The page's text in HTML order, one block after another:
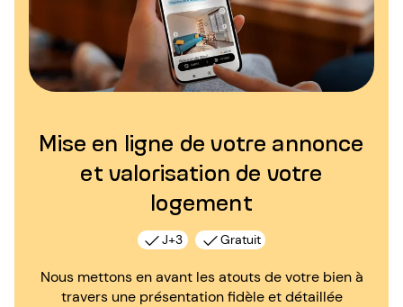
Mise en ligne de votre annonce
et valorisation de votre
logement
J+3 Gratuit
Nous mettons en avant les atouts de votre bien à
travers une présentation fidèle et détaillée